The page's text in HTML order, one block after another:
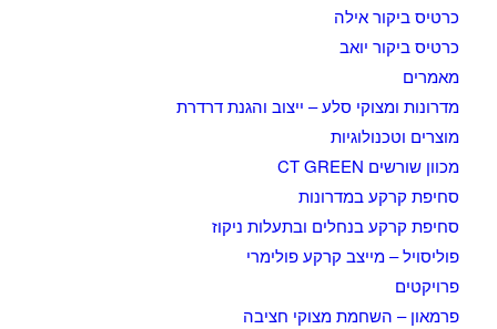
כרטיס ביקור אילה
כרטיס ביקור יואב
מאמרים
מדרונות ומצוקי סלע – ייצוב והגנת דרדרת
מוצרים וטכנולוגיות
מכוון שורשים CT GREEN
סחיפת קרקע במדרונות
סחיפת קרקע בנחלים ובתעלות ניקוז
פוליסויל – מייצב קרקע פולימרי
פרויקטים
פרמאון – השחמת מצוקי חציבה